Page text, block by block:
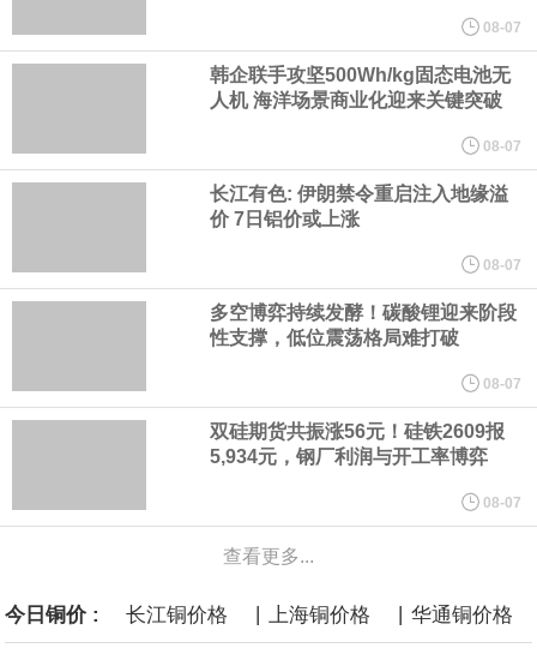
心技术等多项已商业化应用的核心技术并已应用于公司的高性能通
用人形机器人、四足机器人等产品。
美国总统特朗普6日否认他对国防部长赫格塞思不满，称对赫格塞思
所做的工作“非常满意”。特朗普在社交媒体上发帖称，一些媒体有关
他与赫格塞思就弹药短缺问题发生冲突的报道是“完全没有根据的谣
言”，他对赫格塞思所做的工作“非常满意”。
据报道，威刚近日在法说会上表示，在需求增加、价格走高及货源
稳定的三大有利因素带动下，预期第3季度营运将优于第2季度，并
进一步扩大全年营运成果。
美国国会预算办公室（CBO）于当地时间5日发布报告称，美国海军
08-07
韩企联手攻坚500Wh/kg固态电池无
人机 海洋场景商业化迎来关键突破
08-07
长江有色: 伊朗禁令重启注入地缘溢
价 7日铝价或上涨
08-07
多空博弈持续发酵！碳酸锂迎来阶段
性支撑，低位震荡格局难打破
08-07
双硅期货共振涨56元！硅铁2609报
5,934元，钢厂利润与开工率博弈
08-07
查看更多...
今日铜价 : 长江铜价格 | 上海铜价格 | 华通铜价格